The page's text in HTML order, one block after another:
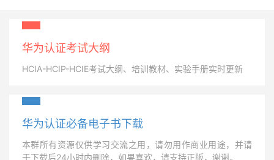
华为认证考试大纲
HCIA-HCIP-HCIE考试大纲、培训教材、实验手册实时更新
华为认证必备电子书下载
本群所有资源仅供学习交流之用，请勿用作商业用途，并请
于下载后24小时内删除，如果喜欢，请支持正版，谢谢。